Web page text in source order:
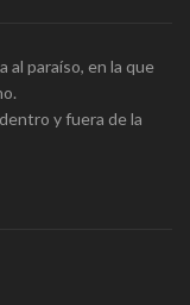
al paraíso, en la que
y fuera de la